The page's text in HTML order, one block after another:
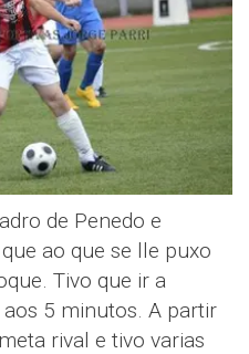
de Penedo e
ao que se lle puxo
Tivo que ir a
5 minutos. A partir
rival e tivo varias